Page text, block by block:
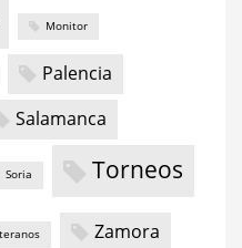
Monitor
Palencia
Salamanca
Soria Torneos
Zamora